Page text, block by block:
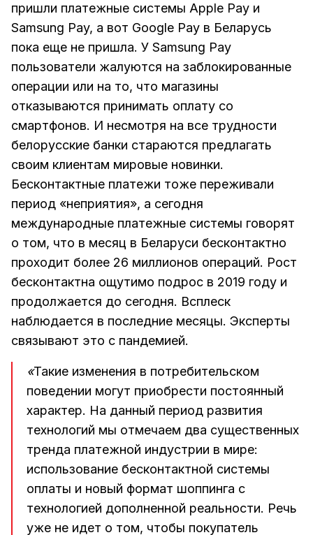
пришли платежные системы Apple Pay и
Samsung Pay, а вот Google Pay в Беларусь
пока еще не пришла. У Samsung Pay
пользователи жалуются на заблокированные
операции или на то, что магазины
отказываются принимать оплату со
смартфонов. И несмотря на все трудности
белорусские банки стараются предлагать
своим клиентам мировые новинки.
Бесконтактные платежи тоже переживали
период «неприятия», а сегодня
международные платежные системы говорят
о том, что в месяц в Беларуси бесконтактно
проходит более 26 миллионов операций. Рост
бесконтактна ощутимо подрос в 2019 году и
продолжается до сегодня. Всплеск
наблюдается в последние месяцы. Эксперты
связывают это с пандемией.
«Такие изменения в потребительском
поведении могут приобрести постоянный
характер. На данный период развития
технологий мы отмечаем два существенных
тренда платежной индустрии в мире:
использование бесконтактной системы
оплаты и новый формат шоппинга с
технологией дополненной реальности. Речь
уже не идет о том, чтобы покупатель